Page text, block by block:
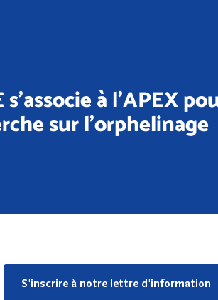
s’associe à l’APEX
sur l’orphelinage
S'inscrire à notre lettre d'information